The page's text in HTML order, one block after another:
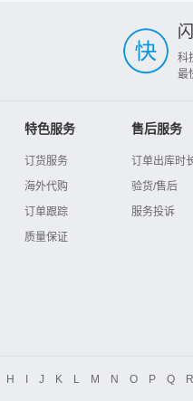
科
最
特色服务
订货服务
海外代购
订单跟踪
质量保证
售后服务
订单出库时
验货/售后
服务投诉
H I J K L M N O P Q R